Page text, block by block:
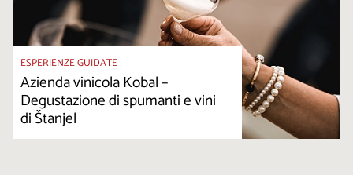
ESPERIENZE GUIDATE
Azienda vinicola Kobal –
Degustazione di spumanti e vini
di Štanjel